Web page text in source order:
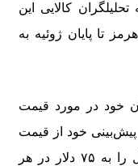
کالایی این
تا پایان ژوئیه به
خود در مورد قیمت
پیش‌بینی خود از قیمت
نفت برنت برای سه‌ ماهه سوم امسال را به ۷۵ دلار در هر